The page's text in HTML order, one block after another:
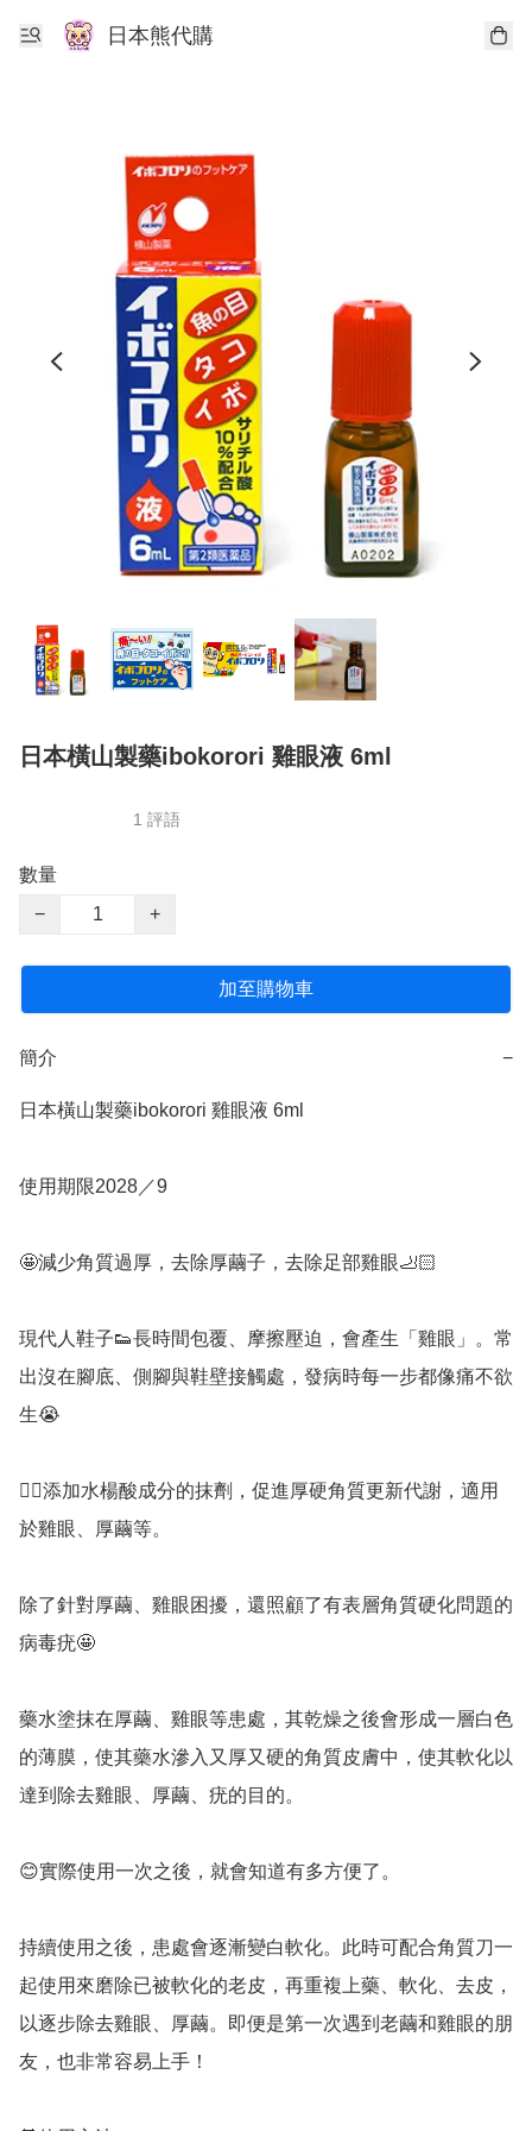
日本熊代購
日本橫山製藥ibokorori 雞眼液 6ml
1 評語
數量
−
+
加至購物車
簡介 −
日本橫山製藥ibokorori 雞眼液 6ml
使用期限2028／9
🤩減少角質過厚，去除厚繭子，去除足部雞眼🦶🏻
現代人鞋子👟長時間包覆、摩擦壓迫，會產生「雞眼」。常
出沒在腳底、側腳與鞋壁接觸處，發病時每一步都像痛不欲
生😭
👉🏻添加水楊酸成分的抹劑，促進厚硬角質更新代謝，適用
於雞眼、厚繭等。
除了針對厚繭、雞眼困擾，還照顧了有表層角質硬化問題的
病毒疣🤩
藥水塗抹在厚繭、雞眼等患處，其乾燥之後會形成一層白色
的薄膜，使其藥水滲入又厚又硬的角質皮膚中，使其軟化以
達到除去雞眼、厚繭、疣的目的。
😊實際使用一次之後，就會知道有多方便了。
持續使用之後，患處會逐漸變白軟化。此時可配合角質刀一
起使用來磨除已被軟化的老皮，再重複上藥、軟化、去皮，
以逐步除去雞眼、厚繭。即便是第一次遇到老繭和雞眼的朋
友，也非常容易上手！